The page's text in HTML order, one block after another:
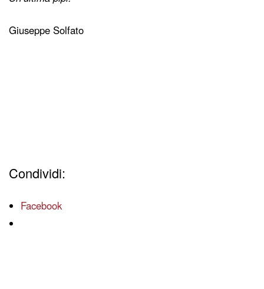
Giuseppe Solfato
Condividi:
Facebook